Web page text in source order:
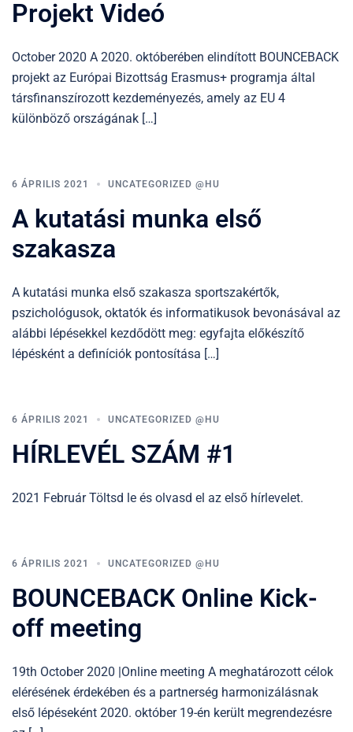
Projekt Videó
October 2020 A 2020. októberében elindított BOUNCEBACK
projekt az Európai Bizottság Erasmus+ programja által
társfinanszírozott kezdeményezés, amely az EU 4
különböző országának […]
6 ÁPRILIS 2021 UNCATEGORIZED @HU
A kutatási munka első
szakasza
A kutatási munka első szakasza sportszakértők,
pszichológusok, oktatók és informatikusok bevonásával az
alábbi lépésekkel kezdődött meg: egyfajta előkészítő
lépésként a definíciók pontosítása […]
6 ÁPRILIS 2021 UNCATEGORIZED @HU
HÍRLEVÉL SZÁM #1
2021 Február Töltsd le és olvasd el az első hírlevelet.
6 ÁPRILIS 2021 UNCATEGORIZED @HU
BOUNCEBACK Online Kick-
off meeting
19th October 2020 |Online meeting A meghatározott célok
elérésének érdekében és a partnerség harmonizálásnak
első lépéseként 2020. október 19-én került megrendezésre